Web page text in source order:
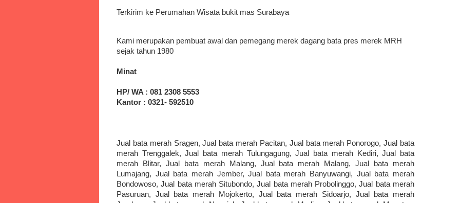
Terkirim ke Perumahan Wisata bukit mas Surabaya
Kami merupakan pembuat awal dan pemegang merek dagang bata pres merek MRH
sejak tahun 1980
Minat
HP/ WA : 081 2308 5553
Kantor : 0321- 592510
Jual bata merah Sragen, Jual bata merah Pacitan, Jual bata merah Ponorogo, Jual bata
merah Trenggalek, Jual bata merah Tulungagung, Jual bata merah Kediri, Jual bata
merah Blitar, Jual bata merah Malang, Jual bata merah Malang, Jual bata merah
Lumajang, Jual bata merah Jember, Jual bata merah Banyuwangi, Jual bata merah
Bondowoso, Jual bata merah Situbondo, Jual bata merah Probolinggo, Jual bata merah
Pasuruan, Jual bata merah Mojokerto, Jual bata merah Sidoarjo, Jual bata merah